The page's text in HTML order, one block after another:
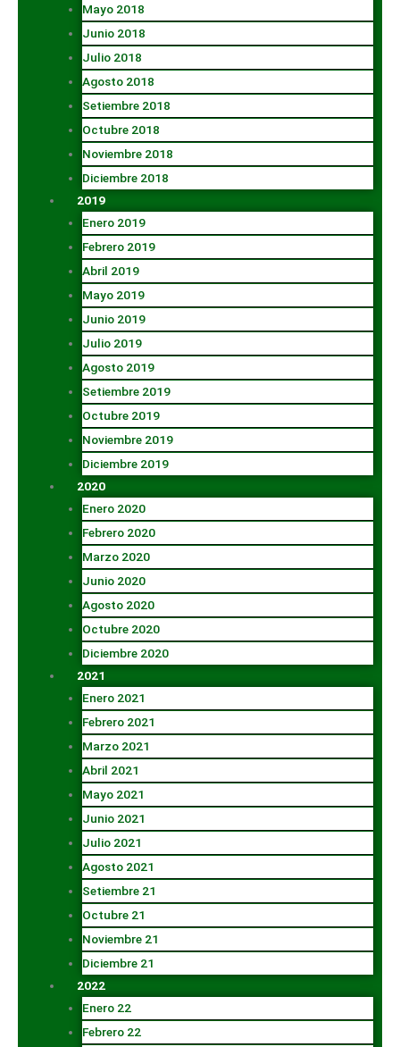
Mayo 2018
Junio 2018
Julio 2018
Agosto 2018
Setiembre 2018
Octubre 2018
Noviembre 2018
Diciembre 2018
2019
Enero 2019
Febrero 2019
Abril 2019
Mayo 2019
Junio 2019
Julio 2019
Agosto 2019
Setiembre 2019
Octubre 2019
Noviembre 2019
Diciembre 2019
2020
Enero 2020
Febrero 2020
Marzo 2020
Junio 2020
Agosto 2020
Octubre 2020
Diciembre 2020
2021
Enero 2021
Febrero 2021
Marzo 2021
Abril 2021
Mayo 2021
Junio 2021
Julio 2021
Agosto 2021
Setiembre 21
Octubre 21
Noviembre 21
Diciembre 21
2022
Enero 22
Febrero 22